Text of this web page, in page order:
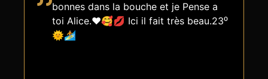
bonnes dans la bouche et je Pense a
toi Alice.❤️🥰💋 Ici il fait très beau.23⁰
🌞🏄